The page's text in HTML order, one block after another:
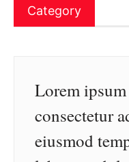
Category
Lorem
consectetur
eiusmod